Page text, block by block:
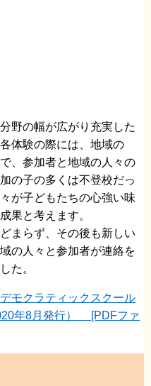
野の幅が広がり充実した
体験の際には、地域の
、参加者と地域の人々の
の子の多くは不登校だっ
が子どもたちの心強い味
果と考えます。
まらず、その後も新しい
の人々と参加者が連絡を
た。
デモクラティックスクール
年8月発行） [PDFファ